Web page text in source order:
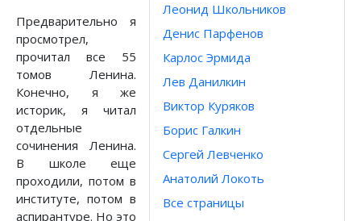
Леонид Школьников
Денис Парфенов
Карлос Эрмида
Лев Данилкин
Виктор Куряков
Борис Галкин
Сергей Левченко
Анатолий Локоть
Все страницы
Предварительно я
просмотрел,
прочитал все 55
томов Ленина.
Конечно, я же
историк, я читал
отдельные
сочинения Ленина.
В школе еще
проходили, потом в
институте, потом в
аспирантуре. Но это